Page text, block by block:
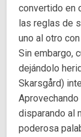
convertido en
las reglas de
uno al otro
Sin embargo,
dejándolo
Skarsgård)
disparando al
poderosa